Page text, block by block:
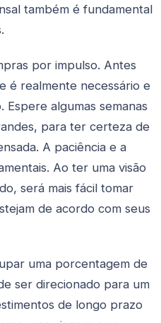
também é fundamental
por impulso. Antes
é realmente necessário e
algumas semanas
para ter certeza de
A paciência e a
Ao ter uma visão
será mais fácil tomar
de acordo com seus
uma porcentagem de
ser direcionado para um
de longo prazo